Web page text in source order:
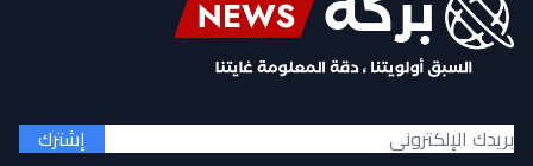
إشترك